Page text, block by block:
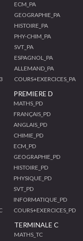
ECM_PA
GEOGRAPHIE_PA
HISTOIRE_PA
PHY-CHIM_PA
SVT_PA
ESPAGNOL_PA
ALLEMAND_PA
COURS+EXERCICES_PA
PREMIERE D
MATHS_PD
FRANÇAIS_PD
ANGLAIS_PD
CHIMIE_PD
ECM_PD
GEOGRAPHIE_PD
HISTOIRE_PD
PHYSIQUE_PD
SVT_PD
INFORMATIQUE_PD
COURS+EXERCICES_PD
TERMINALE C
MATHS_TC